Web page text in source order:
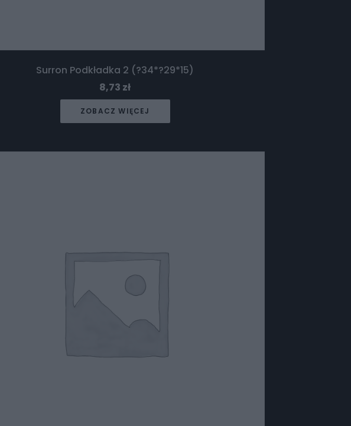
Surron Podkładka 2 (?34*?29*15)
8,73 zł
ZOBACZ WIĘCEJ